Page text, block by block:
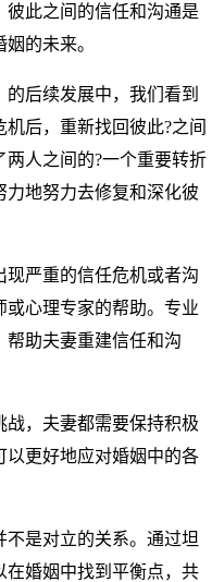
此之间的信任和沟通是
的未来。
后续发展中，我们看到
后，重新找回彼此?之间
人之间的?一个重要转折
力地努力去修复和深化彼
现严重的信任危机或者沟
心理专家的帮助。专业
帮助夫妻重建信任和沟
，夫妻都需要保持积极
以更好地应对婚姻中的各
是对立的关系。通过坦
在婚姻中找到平衡点，共